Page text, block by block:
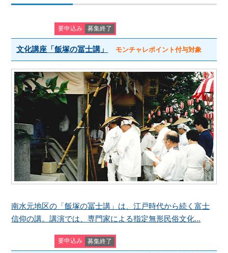
文化講座「飯塚の冨士講」 モンチャレポイント付与対象
要申込み 募集終了
南水元地区の「飯塚の冨士講」は、江戸時代から続く富士
信仰の講。講演では、専門家による指定無形民俗文化...
要申込み 募集終了